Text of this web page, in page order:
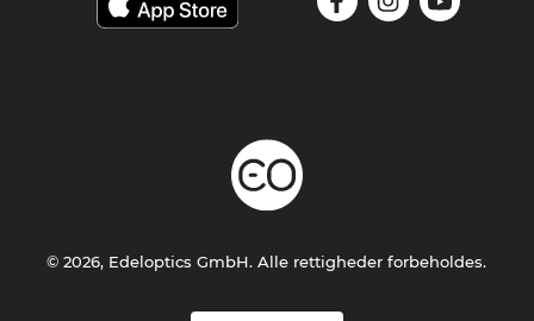
© 2026, Edeloptics GmbH. Alle rettigheder forbeholdes.